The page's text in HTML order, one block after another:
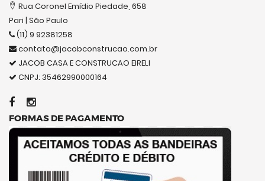
Rua Coronel Emídio Piedade, 658
Pari | São Paulo
(11) 9 92381258
contato@jacobconstrucao.com.br
JACOB CASA E CONSTRUCAO EIRELI
CNPJ: 35462990000164
FORMAS DE PAGAMENTO